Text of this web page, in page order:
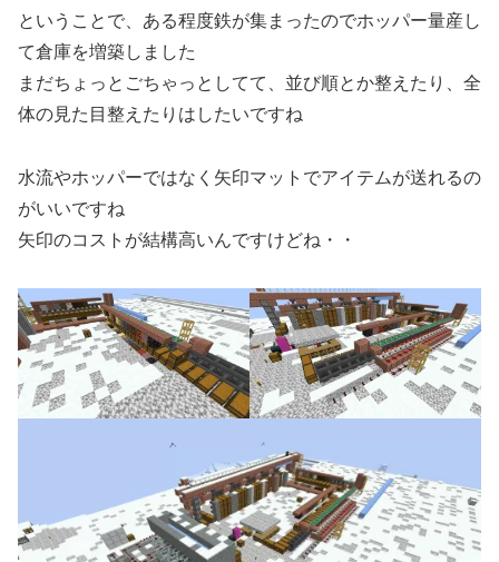
ということで、ある程度鉄が集まったのでホッパー量産し
て倉庫を増築しました
まだちょっとごちゃっとしてて、並び順とか整えたり、全
体の見た目整えたりはしたいですね
水流やホッパーではなく矢印マットでアイテムが送れるの
がいいですね
矢印のコストが結構高いんですけどね・・